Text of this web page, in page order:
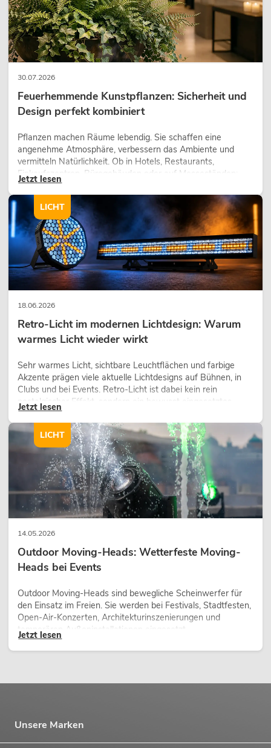
30.07.2026
Feuerhemmende Kunstpflanzen: Sicherheit und
Design perfekt kombiniert
Pflanzen machen Räume lebendig. Sie schaffen eine
angenehme Atmosphäre, verbessern das Ambiente und
vermitteln Natürlichkeit. Ob in Hotels, Restaurants,
Einkaufszentren, Bürogebäuden oder auf Messeständen:
eine hochwertige Begrünung gehört heute längst zum
modernen Raumkonzept.
Jetzt lesen
18.06.2026
Retro-Licht im modernen Lichtdesign: Warum
warmes Licht wieder wirkt
Sehr warmes Licht, sichtbare Leuchtflächen und farbige
Akzente prägen viele aktuelle Lichtdesigns auf Bühnen, in
Clubs und bei Events. Retro-Licht ist dabei kein rein
nostalgischer Effekt, sondern ein bewusst eingesetztes
Gestaltungsmittel: Es schafft Atmosphäre, gibt Szenen
Charakter und kann technische LED-Setups emotionaler
wirken lassen.
Jetzt lesen
LICHT
14.05.2026
Outdoor Moving-Heads: Wetterfeste Moving-
Heads bei Events
Outdoor Moving-Heads sind bewegliche Scheinwerfer für
den Einsatz im Freien. Sie werden bei Festivals, Stadtfesten,
Open-Air-Konzerten, Architekturinszenierungen und
temporären Außeninstallationen eingesetzt.
Jetzt lesen
LICHT
Unsere Marken